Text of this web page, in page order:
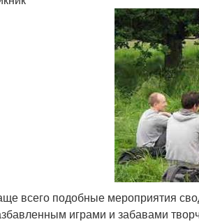
всего подобные мероприятия
играми и забавами